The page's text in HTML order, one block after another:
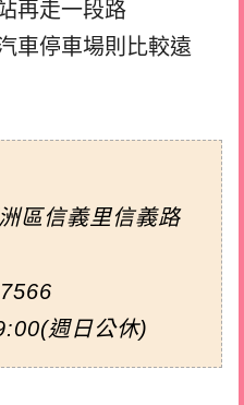
再走一段路
車停車場則比較遠
區信義里信義路
週日公休)